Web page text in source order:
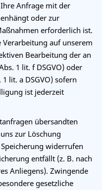
Anfrage mit der
oder zur
erforderlich ist.
auf unserem
Bearbeitung der an
1 lit. f DSGVO) oder
lit. a DSGVO) sofern
ist jederzeit
übersandten
zur Löschung
widerrufen
entfällt (z. B. nach
Anliegens). Zwingende
gesetzliche